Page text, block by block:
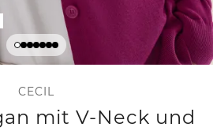
CECIL
mit V-Neck und